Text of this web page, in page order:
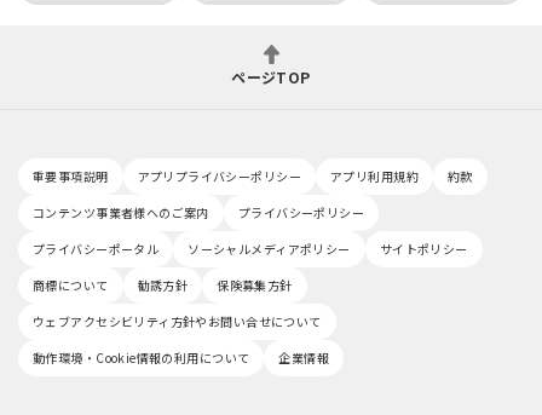
ページTOP
重要事項説明 アプリプライバシーポリシー アプリ利用規約
約款
コンテンツ事業者様へのご案内
プライバシーポリシー
プライバシーポータル
ソーシャルメディアポリシー
サイトポリシー
商標について
勧誘方針
保険募集方針
ウェブアクセシビリティ方針やお問い合せについて
動作環境・Cookie情報の利用について
企業情報